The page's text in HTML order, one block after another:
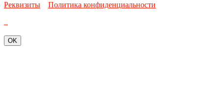
Реквизиты
Политика конфиденциальности
OK